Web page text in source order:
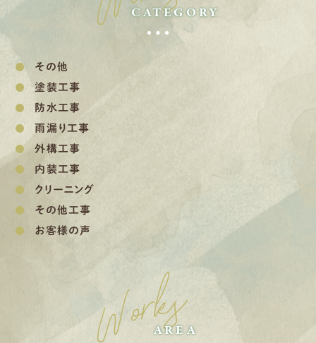
CATEGORY
その他
塗装工事
防水工事
雨漏り工事
外構工事
内装工事
クリーニング
その他工事
お客様の声
Works
AREA